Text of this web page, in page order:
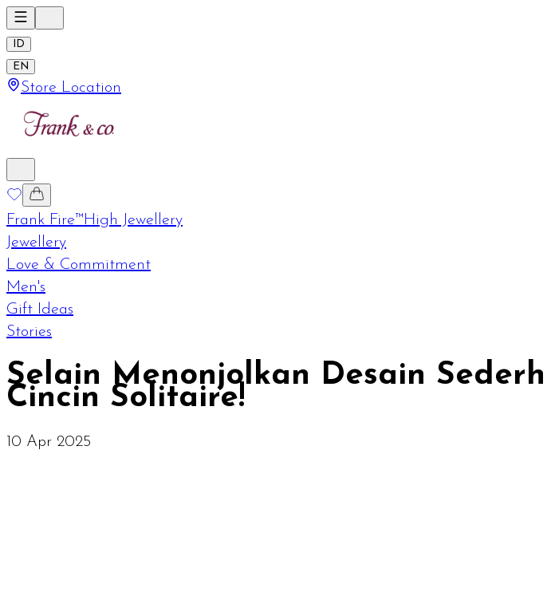
ID
EN
Store Location
Frank Fire™High Jewellery
Jewellery
Love & Commitment
Men's
Gift Ideas
Stories
Selain Menonjolkan Desain
Cincin Solitaire!
10 Apr 2025